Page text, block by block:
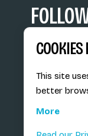
This site
better
More